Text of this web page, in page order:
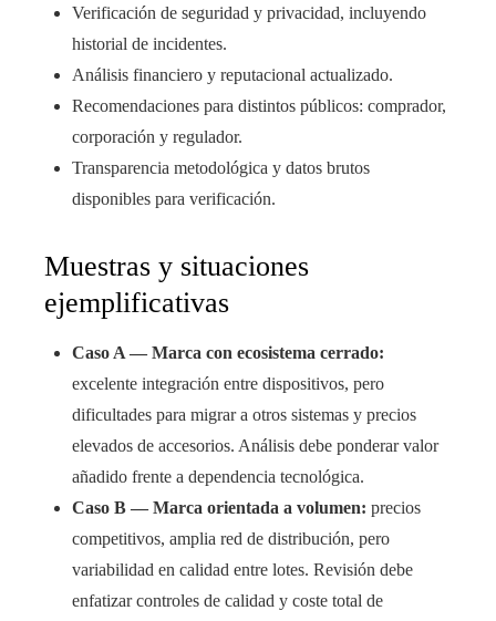
Verificación de seguridad y privacidad, incluyendo
historial de incidentes.
Análisis financiero y reputacional actualizado.
Recomendaciones para distintos públicos: comprador,
corporación y regulador.
Transparencia metodológica y datos brutos
disponibles para verificación.
Muestras y situaciones
ejemplificativas
Caso A — Marca con ecosistema cerrado:
excelente integración entre dispositivos, pero
dificultades para migrar a otros sistemas y precios
elevados de accesorios. Análisis debe ponderar valor
añadido frente a dependencia tecnológica.
Caso B — Marca orientada a volumen: precios
competitivos, amplia red de distribución, pero
variabilidad en calidad entre lotes. Revisión debe
enfatizar controles de calidad y coste total de